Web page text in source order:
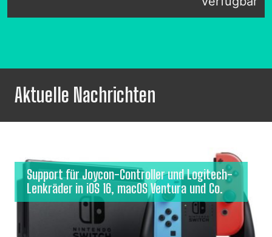
Aktuelle Nachrichten
Support für Joycon-Controller und Logitech-
Lenkräder in iOS 16, macOS Ventura und Co.